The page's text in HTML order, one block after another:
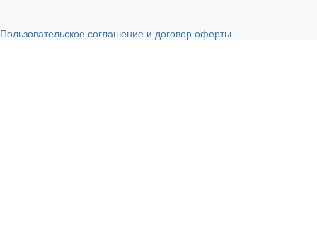
Пользовательское соглашение и договор оферты